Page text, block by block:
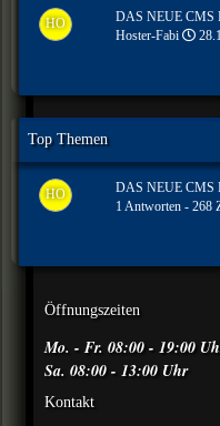
HO
DAS NEUE CMS
Hoster-Fabi
Top Themen
HO
DAS NEUE CMS
1 Antworten - 268
Öffnungszeiten
Mo. - Fr. 08:00 - 19:00
Sa. 08:00 - 13:00 Uhr
Kontakt